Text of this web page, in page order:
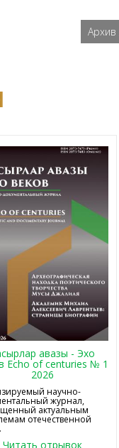
Архив
авазы - Эхо
Echo of centuries № 1
2026
научно-
журнал,
актуальным
отечественной
Читать отрывок